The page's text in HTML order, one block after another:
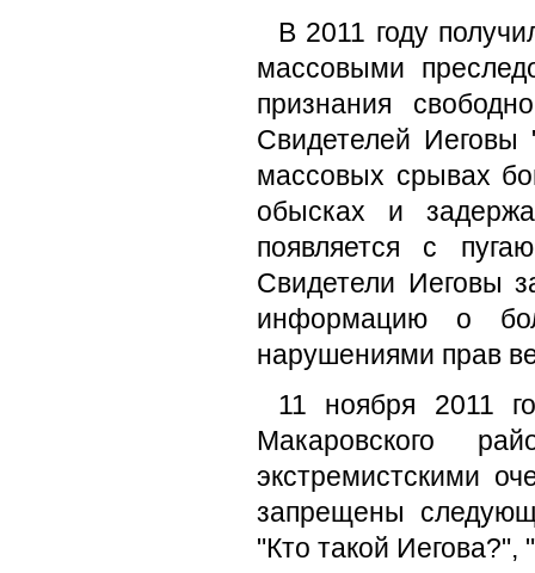
В 2011 году
массовыми
признания
Свидетелей Иеговы
массовых срывах
обысках и
появляется с
Свидетели Иеговы
информацию о
нарушениями прав
11 ноября 2011
Макаровского
экстремистскими
запрещены
"Кто такой